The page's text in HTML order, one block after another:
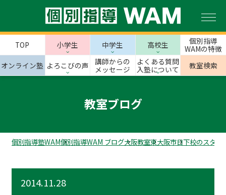
TOP 小学生 中学生 高校生
個別指導
WAMの特徴
オンライン塾 よろこびの声
講師からの
メッセージ
よくある質問
入塾について
教室検索
教室ブログ
個別指導塾WAM個別指導WAM ブログ大阪教室東大阪市日下校のスタッ
2014.11.28